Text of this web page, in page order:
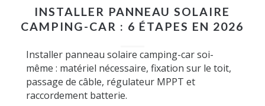
INSTALLER PANNEAU SOLAIRE
CAMPING-CAR : 6 ÉTAPES EN 2026
Installer panneau solaire camping-car soi-
même : matériel nécessaire, fixation sur le toit,
passage de câble, régulateur MPPT et
raccordement batterie.